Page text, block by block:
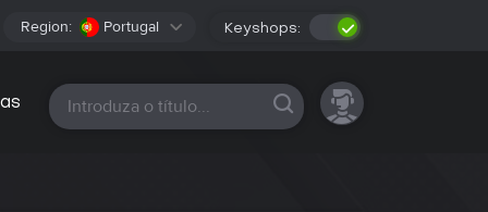
Region: Portugal Keyshops:
Todas as plataformas